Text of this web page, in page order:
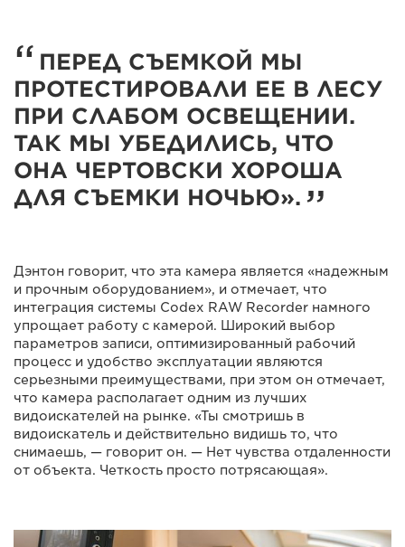
ПЕРЕД СЪЕМКОЙ МЫ
ПРОТЕСТИРОВАЛИ ЕЕ В ЛЕСУ
ПРИ СЛАБОМ ОСВЕЩЕНИИ.
ТАК МЫ УБЕДИЛИСЬ, ЧТО
ОНА ЧЕРТОВСКИ ХОРОША
ДЛЯ СЪЕМКИ НОЧЬЮ».
Дэнтон говорит, что эта камера является «надежным
и прочным оборудованием», и отмечает, что
интеграция системы Codex RAW Recorder намного
упрощает работу с камерой. Широкий выбор
параметров записи, оптимизированный рабочий
процесс и удобство эксплуатации являются
серьезными преимуществами, при этом он отмечает,
что камера располагает одним из лучших
видоискателей на рынке. «Ты смотришь в
видоискатель и действительно видишь то, что
снимаешь, — говорит он. — Нет чувства отдаленности
от объекта. Четкость просто потрясающая».